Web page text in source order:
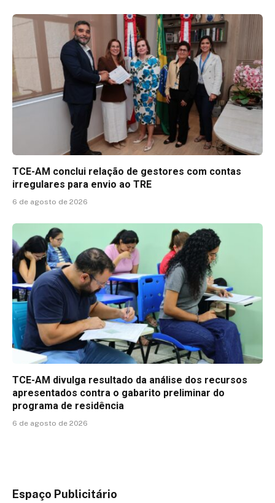
TCE-AM conclui relação de gestores com contas
irregulares para envio ao TRE
6 de agosto de 2026
TCE-AM divulga resultado da análise dos recursos
apresentados contra o gabarito preliminar do
programa de residência
6 de agosto de 2026
Espaço Publicitário